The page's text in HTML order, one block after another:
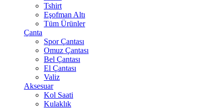
Tshirt
Eşofman Altı
Tüm Ürünler
Çanta
Spor Çantası
Omuz Çantası
Bel Çantası
El Çantası
Valiz
Aksesuar
Kol Saati
Kulaklık